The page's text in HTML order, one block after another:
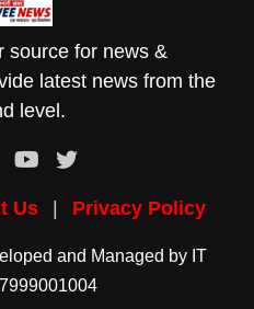
source for news &
latest news from the
level.
Us | Privacy Policy
and Managed by IT